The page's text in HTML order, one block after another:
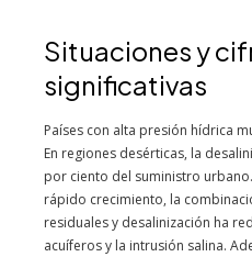
Situaciones y
significativas
Países con alta presión hídrica
En regiones desérticas, la
por ciento del suministro
rápido crecimiento, la
residuales y desalinización ha
acuíferos y la intrusión salina.